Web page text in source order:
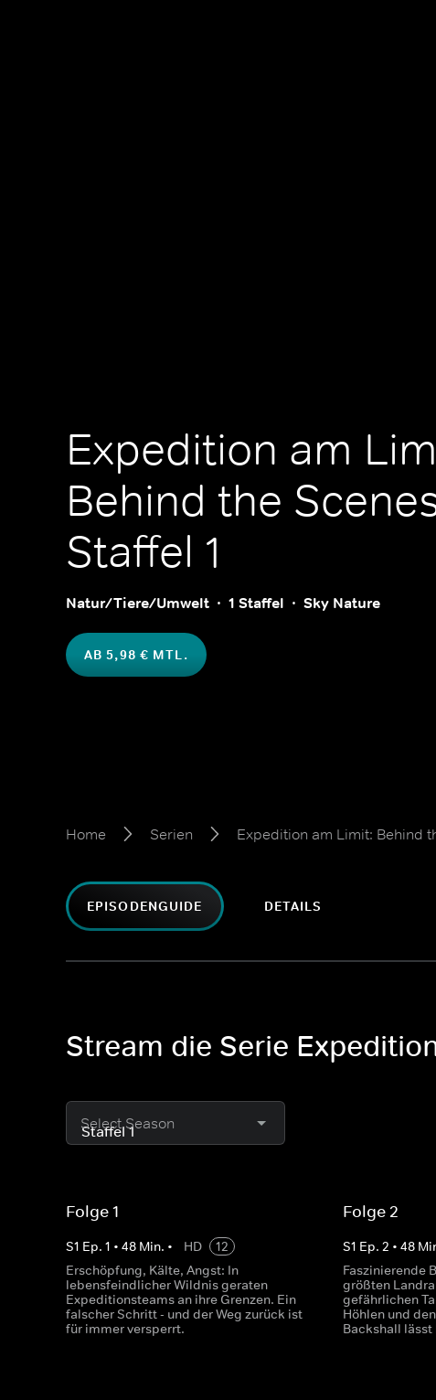
Expedition am
Behind the
Staffel 1
Natur/Tiere/Umwelt 1 Staffel Sky Nature
AB 5,98 € MTL.
Home Serien Expedition am Limit: Behind
EPISODENGUIDE DETAILS
Stream die Serie
Select Season
Folge 1
S1 Ep. 1 • 48 Min. • HD
12
Erschöpfung, Kälte, Angst: In
lebensfeindlicher Wildnis geraten
Expeditionsteams an ihre Grenzen. Ein
falscher Schritt - und der Weg zurück ist
für immer versperrt.
Folge 2
S1 Ep.2 •48
Faszinierende
größten
gefährlichen
Höhlen und
Backshall lässt